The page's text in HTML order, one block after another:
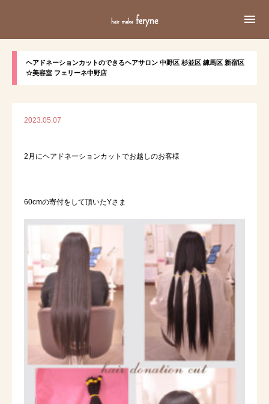

ヘアドネーションカットのできるヘアサロン 中野区 杉並区 練馬区 新宿区
☆美容室 フェリーネ中野店
2023.05.07
2月にヘアドネーションカットでお越しのお客様
60cmの寄付をして頂いたYさま